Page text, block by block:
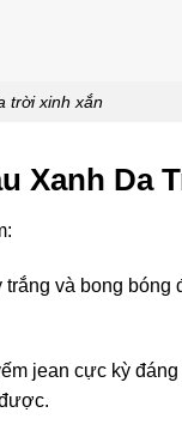
trời xinh xắn
Xanh Da
và bong
jean cực kỳ